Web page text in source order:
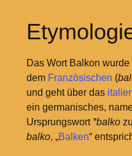
Das Wort Balkon
dem Französischen (
und geht über das
ein germanisches,
Ursprungswort *balko
balko, „Balken“